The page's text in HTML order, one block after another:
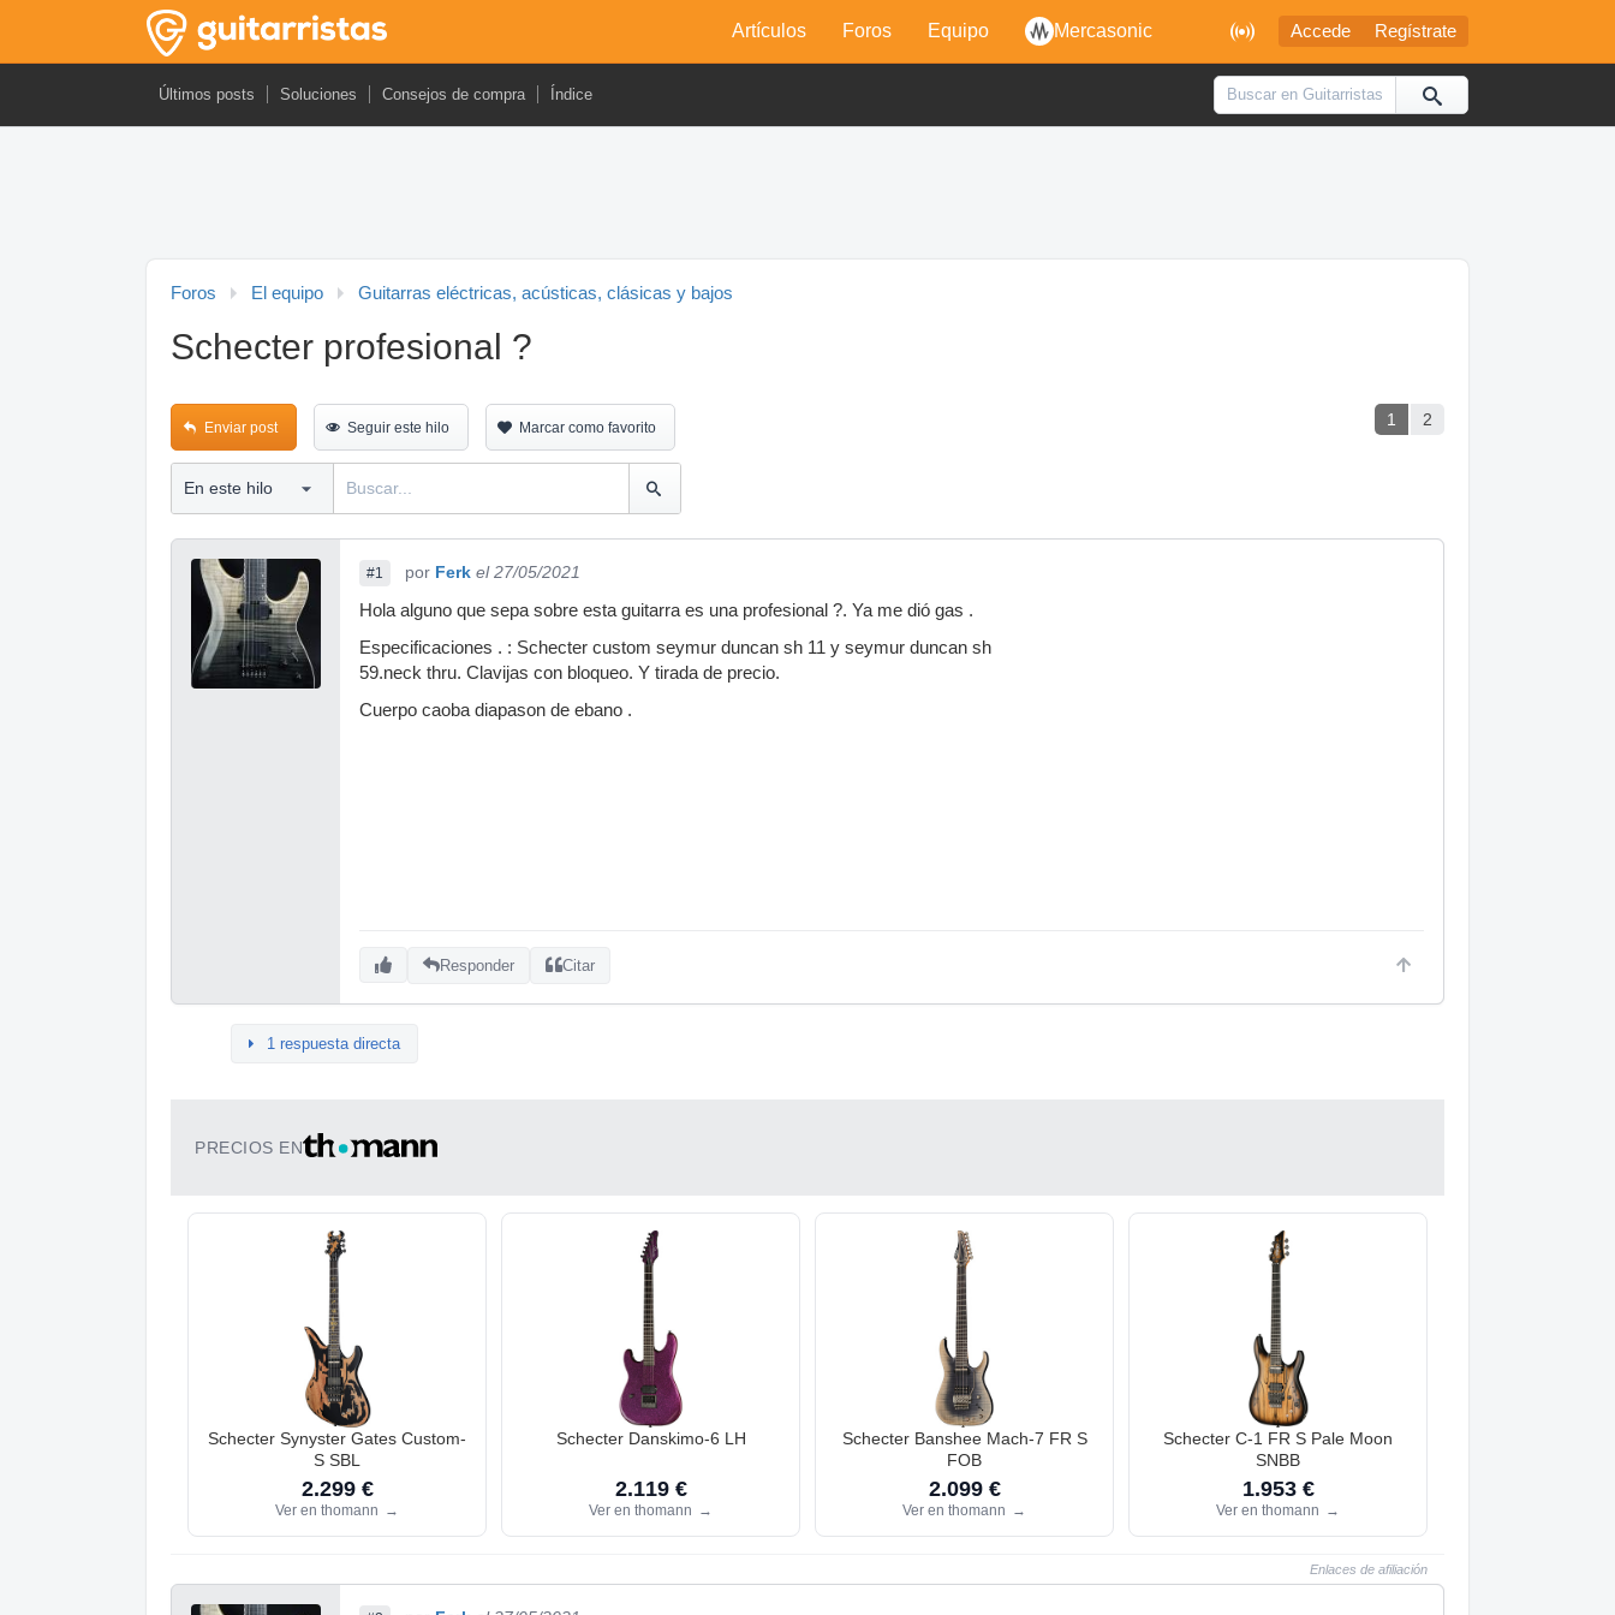
 Accede Regístrate
Artículos Foros Equipo Mercasonic
Últimos posts Soluciones Consejos de compra Índice
Foros El equipo Guitarras eléctricas, acústicas, clásicas y bajos
Schecter profesional ?
1 2
Enviar post Seguir este hilo Marcar como favorito
#1 por Ferk el 27/05/2021
Hola alguno que sepa sobre esta guitarra es una profesional ?. Ya me dió gas .
Especificaciones . : Schecter custom seymur duncan sh 11 y seymur duncan sh
59.neck thru. Clavijas con bloqueo. Y tirada de precio.
Cuerpo caoba diapason de ebano .
Responder Citar
1 respuesta directa
PRECIOS EN
Schecter Synyster Gates Custom-
S SBL
2.299 €
Ver en thomann →
Schecter Danskimo-6 LH
2.119 €
Ver en thomann →
Schecter Banshee Mach-7 FR S
FOB
2.099 €
Ver en thomann →
Schecter C-1 FR S Pale Moon
SNBB
1.953 €
Ver en thomann →
Enlaces de afiliación